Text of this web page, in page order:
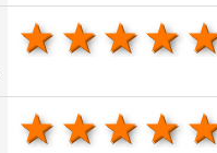
4
3
2 stars
1 star
4
3
2 stars
1 star